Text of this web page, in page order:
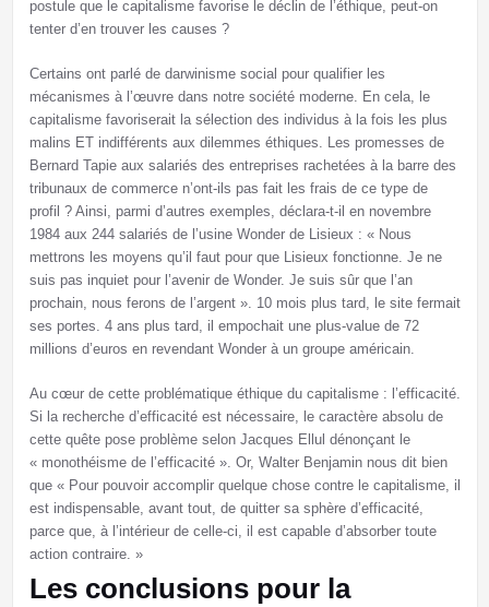
postule que le capitalisme favorise le déclin de l’éthique, peut-on
tenter d’en trouver les causes ?
Certains ont parlé de darwinisme social pour qualifier les
mécanismes à l’œuvre dans notre société moderne. En cela, le
capitalisme favoriserait la sélection des individus à la fois les plus
malins ET indifférents aux dilemmes éthiques. Les promesses de
Bernard Tapie aux salariés des entreprises rachetées à la barre des
tribunaux de commerce n’ont-ils pas fait les frais de ce type de
profil ? Ainsi, parmi d’autres exemples, déclara-t-il en novembre
1984 aux 244 salariés de l’usine Wonder de Lisieux : « Nous
mettrons les moyens qu’il faut pour que Lisieux fonctionne. Je ne
suis pas inquiet pour l’avenir de Wonder. Je suis sûr que l’an
prochain, nous ferons de l’argent ». 10 mois plus tard, le site fermait
ses portes. 4 ans plus tard, il empochait une plus-value de 72
millions d’euros en revendant Wonder à un groupe américain.
Au cœur de cette problématique éthique du capitalisme : l’efficacité.
Si la recherche d’efficacité est nécessaire, le caractère absolu de
cette quête pose problème selon Jacques Ellul dénonçant le
« monothéisme de l’efficacité ». Or, Walter Benjamin nous dit bien
que « Pour pouvoir accomplir quelque chose contre le capitalisme, il
est indispensable, avant tout, de quitter sa sphère d’efficacité,
parce que, à l’intérieur de celle-ci, il est capable d’absorber toute
action contraire. »
Les conclusions pour la